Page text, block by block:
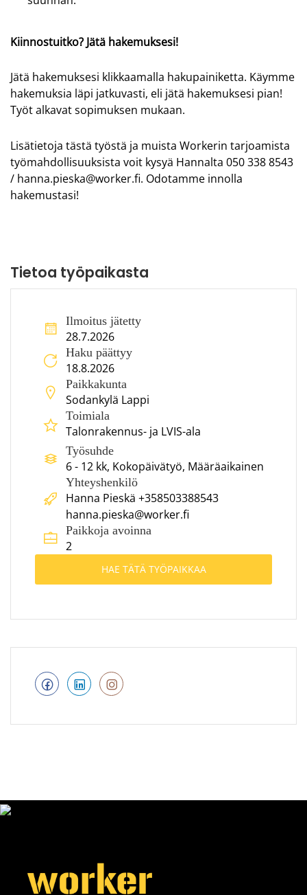
Kiinnostuitko? Jätä hakemuksesi!
Jätä hakemuksesi klikkaamalla hakupainiketta. Käymme
hakemuksia läpi jatkuvasti, eli jätä hakemuksesi pian!
Työt alkavat sopimuksen mukaan.
Lisätietoja tästä työstä ja muista Workerin tarjoamista
työmahdollisuuksista voit kysyä Hannalta 050 338 8543
/ hanna.pieska@worker.fi. Odotamme innolla
hakemustasi!
Tietoa työpaikasta
Ilmoitus jätetty
28.7.2026
Haku päättyy
18.8.2026
Paikkakunta
Sodankylä Lappi
Toimiala
Talonrakennus- ja LVIS-ala
Työsuhde
6 - 12 kk, Kokopäivätyö, Määräaikainen
Yhteyshenkilö
Hanna Pieskä +358503388543
hanna.pieska@worker.fi
Paikkoja avoinna
2
HAE TÄTÄ TYÖPAIKKAA